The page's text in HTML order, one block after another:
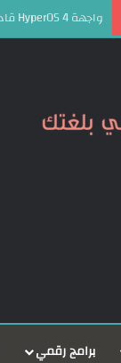
واجهة HyperOS 4 قادم بـ 10 مزايا جديدة مع توسع واضح في الذكاء الاصطناعي!
برامج رقمي